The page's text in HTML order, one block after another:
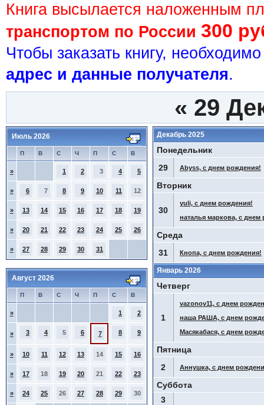
Книга высылается наложенным
транспортом по России 300
Чтобы заказать книгу,
адрес и данные получателя.
« 29
Июль 2026
П В С Ч П С В
» 1 2 3 4 5
» 6 7 8 9 10 11 12
» 13 14 15 16 17 18 19
» 20 21 22 23 24 25 26
» 27 28 29 30 31
Август 2026
П В С Ч П С В
» 1 2
» 3 4 5 6 7 8 9
» 10 11 12 13 14 15 16
» 17 18 19 20 21 22 23
» 24 25 26 27 28 29 30
Декабрь 2025
Понедельник
29
Abyss, с днем рождения!
Вторник
30
yuli, с днем рождения!
наталья маркова, с днем
Среда
31
Кнопа, с днем рождения!
Январь 2026
Четверг
1
vazonov11, с днем
наша РАША, с днем
Масякабася, с днем
Пятница
2
Аннушка, с днем
Суббота
3